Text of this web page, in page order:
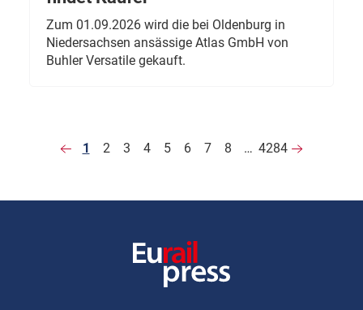
Zum 01.09.2026 wird die bei Oldenburg in
Niedersachsen ansässige Atlas GmbH von
Buhler Versatile gekauft.
1 2 3 4 5 6 7 8 … 4284